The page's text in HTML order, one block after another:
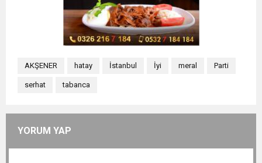
AKŞENER hatay İstanbul İyi meral Parti
serhat tabanca
YORUM YAP